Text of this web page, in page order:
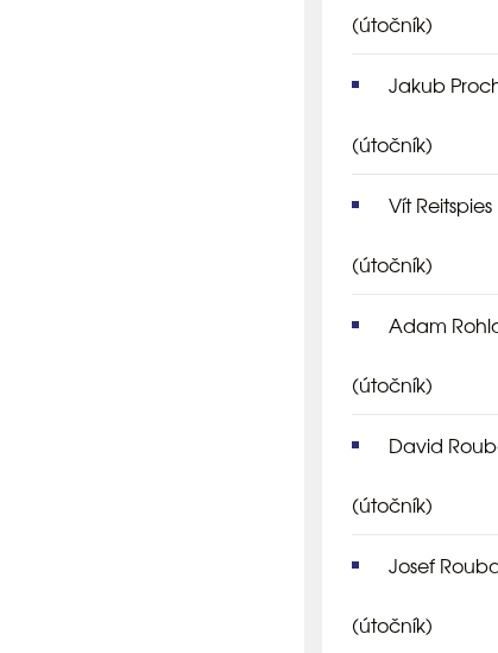
(útočník)
Jakub
(útočník)
Vít Reitspies
(útočník)
Adam
(útočník)
David
(útočník)
Josef
(útočník)